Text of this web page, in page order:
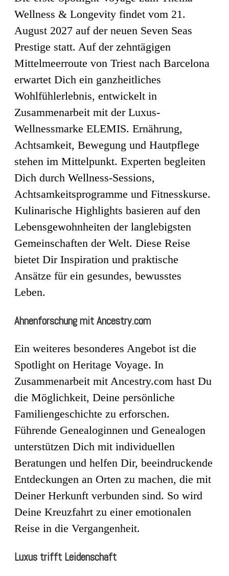
Wellness & Longevity findet vom 21.
August 2027 auf der neuen Seven Seas
Prestige statt. Auf der zehntägigen
Mittelmeerroute von Triest nach Barcelona
erwartet Dich ein ganzheitliches
Wohlfühlerlebnis, entwickelt in
Zusammenarbeit mit der Luxus-
Wellnessmarke ELEMIS. Ernährung,
Achtsamkeit, Bewegung und Hautpflege
stehen im Mittelpunkt. Experten begleiten
Dich durch Wellness-Sessions,
Achtsamkeitsprogramme und Fitnesskurse.
Kulinarische Highlights basieren auf den
Lebensgewohnheiten der langlebigsten
Gemeinschaften der Welt. Diese Reise
bietet Dir Inspiration und praktische
Ansätze für ein gesundes, bewusstes
Leben.
Ahnenforschung mit Ancestry.com
Ein weiteres besonderes Angebot ist die
Spotlight on Heritage Voyage. In
Zusammenarbeit mit Ancestry.com hast Du
die Möglichkeit, Deine persönliche
Familiengeschichte zu erforschen.
Führende Genealoginnen und Genealogen
unterstützen Dich mit individuellen
Beratungen und helfen Dir, beeindruckende
Entdeckungen an Orten zu machen, die mit
Deiner Herkunft verbunden sind. So wird
Deine Kreuzfahrt zu einer emotionalen
Reise in die Vergangenheit.
Luxus trifft Leidenschaft